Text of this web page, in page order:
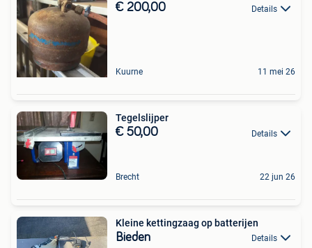
€ 200,00 Details
Kuurne 11 mei 26
Tegelslijper
€ 50,00 Details
Brecht 22 jun 26
Kleine kettingzaag op batterijen
Bieden Details